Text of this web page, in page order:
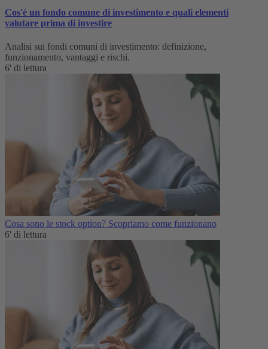
Cos'è un fondo comune di investimento e quali elementi
valutare prima di investire
Analisi sui fondi comuni di investimento: definizione,
funzionamento, vantaggi e rischi.
6' di lettura
Cosa sono le stock option? Scopriamo come funzionano
6' di lettura